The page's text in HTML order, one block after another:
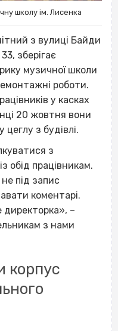
школу ім. Лисенка
з вулиці Байди
зберігає
музичної школи
роботи.
у касках
20 жовтня вони
з будівлі.
з
обід працівникам.
під запис
коментарі.
–
з нами
корпус